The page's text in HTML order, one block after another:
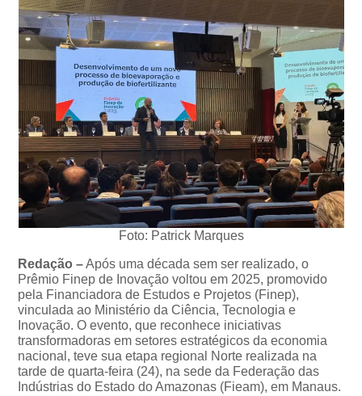
Foto: Patrick Marques
Redação –Após uma década sem ser realizado, o
Prêmio Finep de Inovação voltou em 2025, promovido
pela Financiadora de Estudos e Projetos (Finep),
vinculada ao Ministério da Ciência, Tecnologia e
Inovação. O evento, que reconhece iniciativas
transformadoras em setores estratégicos da economia
nacional, teve sua etapa regional Norte realizada na
tarde de quarta-feira (24), na sede da Federação das
Indústrias do Estado do Amazonas (Fieam), em Manaus.